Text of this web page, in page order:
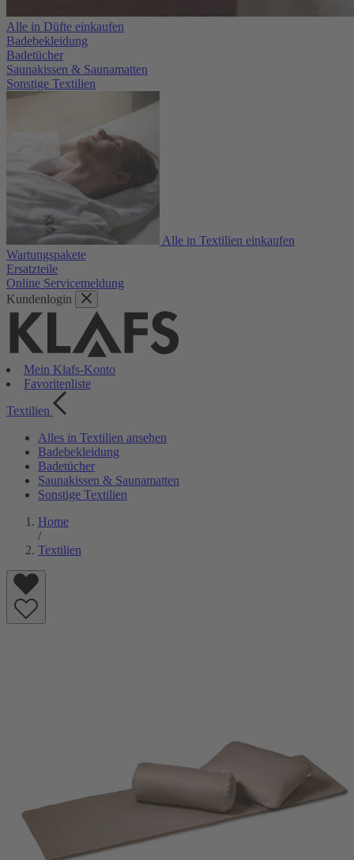
Alle in Düfte einkaufen
Badebekleidung
Badetücher
Saunakissen & Saunamatten
Sonstige Textilien
Alle in Textilien einkaufen
Wartungspakete
Ersatzteile
Online Servicemeldung
Kundenlogin
Mein Klafs-Konto
Favoritenliste
Textilien
Alles in Textilien ansehen
Badebekleidung
Badetücher
Saunakissen & Saunamatten
Sonstige Textilien
Home
/
Textilien